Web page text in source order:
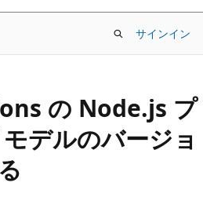
サインイン
の Node.js プ
デルのバージョ